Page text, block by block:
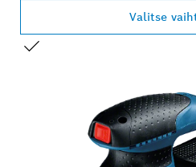
Valitse